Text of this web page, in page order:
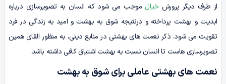
از طرف دیگر پرورشخیال موجب می شود که انسان به تصویرسازی درباره
ابدیت و بهشت پرداخته و درنتیجه شوق به بهشت و امید به زندگی در فرد
تقویت می شود. ذکر نعمت های بهشتی در منابع دینی، به منظور القای همین
تصویرسازی هاست تا انسان نسبت به بهشت اشتیاق کافی داشته باشد.
نعمت های بهشتی عاملی برای شوق به بهشت